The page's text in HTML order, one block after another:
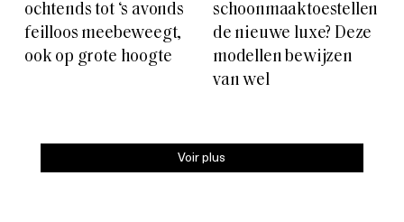
ochtends tot ‘s avonds
feilloos meebeweegt,
ook op grote hoogte
schoonmaaktoestellen
de nieuwe luxe? Deze
modellen bewijzen
van wel
Voir plus